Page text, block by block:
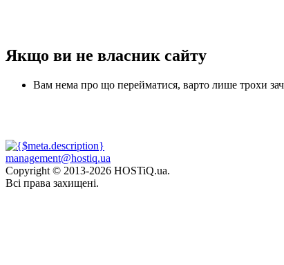
Якщо ви не власник сайту
Вам нема про що перейматися, варто лише трохи
management@hostiq.ua
Copyright © 2013-2026 HOSTiQ.ua.
Всі права захищені.